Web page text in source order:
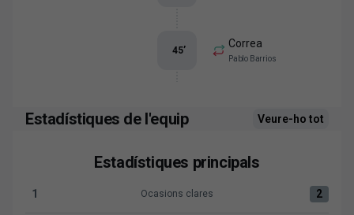
Correa
Pablo Barrios
45’
Estadístiques de l'equip Veure-ho tot
Estadístiques principals
Ocasions clares:Levante UD 1 versus Atlético de Madrid 2
1 Ocasions clares 2